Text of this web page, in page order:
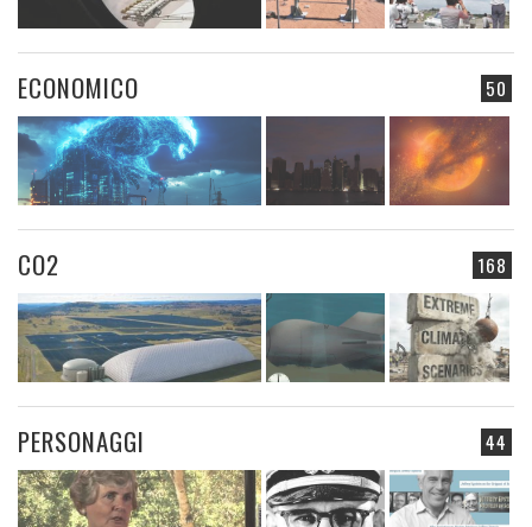
50
ECONOMICO
168
CO2
44
PERSONAGGI